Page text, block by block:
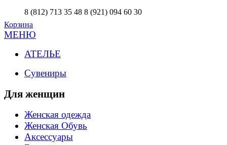
8 (812) 713 35 48 8 (921) 094 60 30
Корзина
МЕНЮ
АТЕЛЬЕ
Сувениры
Для женщин
Женская одежда
Женская Обувь
Аксессуары